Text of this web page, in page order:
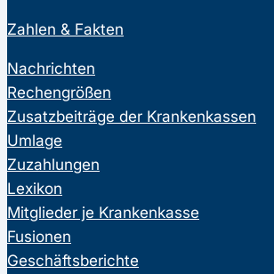
Zahlen & Fakten
Nachrichten
Rechengrößen
Zusatzbeiträge der Krankenkassen
Umlage
Zuzahlungen
Lexikon
Mitglieder je Krankenkasse
Fusionen
Geschäftsberichte